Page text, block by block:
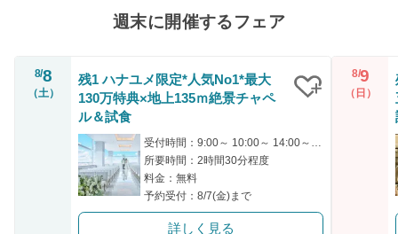
週末に開催するフェア
8/8
（土）
残1 ハナユメ限定*人気No1*最大
130万特典×地上135ｍ絶景チャペ
ル＆試食
受付時間：9:00～ 10:00～ 14:00～ 15:00～
所要時間：2時間30分程度
料金：無料
予約受付：8/7(金)まで
詳しく見る
8/9
（日）